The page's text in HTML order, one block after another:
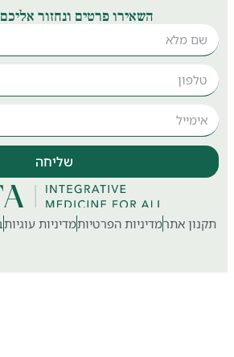
השאירו פרטים ונחזור אליכם
שליחה
אתרמדיניות הפרטיותמדיניות עוגיות